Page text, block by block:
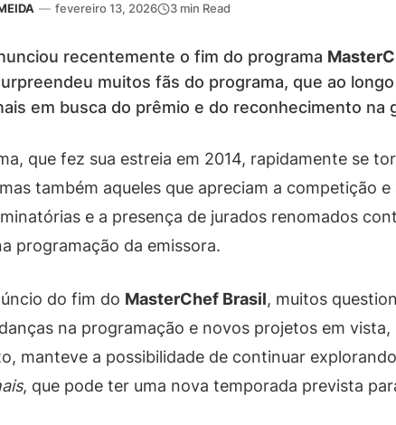
— fevereiro 13, 2026 3 min Read
recentemente o fim do programa
muitos fãs do programa, que ao
em busca do prêmio e do reconhecimento na
que fez sua estreia em 2014, rapidamente se
também aqueles que apreciam a competição
e a presença de jurados renomados
programação da emissora.
do fim do MasterChef Brasil, muitos
na programação e novos projetos em
manteve a possibilidade de continuar
, que pode ter uma nova temporada prevista